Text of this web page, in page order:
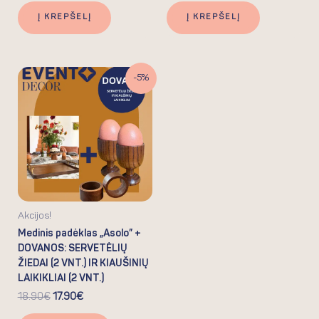
Į KREPŠELĮ Į KREPŠELĮ
-5%
Akcijos!
Medinis padėklas „Asolo” +
DOVANOS: SERVETĖLIŲ
ŽIEDAI (2 VNT.) IR KIAUŠINIŲ
LAIKIKLIAI (2 VNT.)
18.90€
Original
price
17.90€
Current
price
17.90€.